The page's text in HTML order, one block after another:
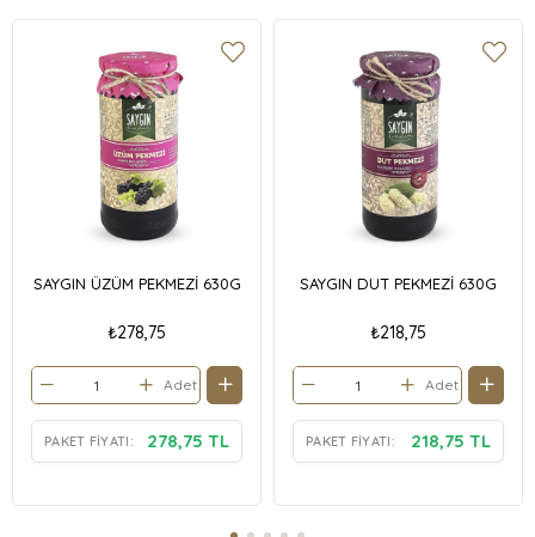
SAYGIN ÜZÜM PEKMEZİ 630G
₺278,75
Adet
PAKET FIYATI: 278,75 TL
SAYGIN DUT PEKMEZİ 630G
₺218,75
Adet
PAKET FIYATI: 218,75 TL